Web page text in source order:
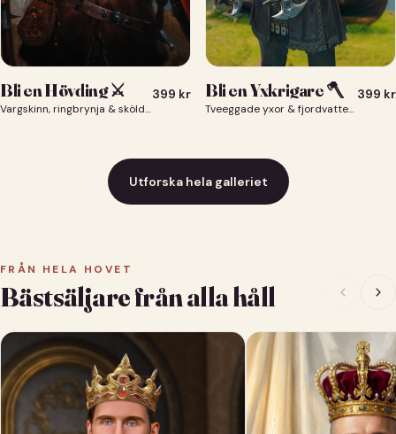
Bli en Hövding ⚔️
Vargskinn, ringbrynja & sköld — du som nordisk krigsherre ⚔️
399 kr Bli en Yxkrigare 🪓
Tveeggade yxor & fjordvatten bakom dig 🪓
399 kr
Utforska hela galleriet
FRÅN HELA HOVET
Bästsäljare från alla håll